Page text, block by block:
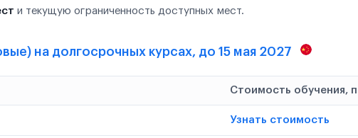
и текущую ограниченность доступных мест.
на долгосрочных курсах, до 15 мая 2027
Стоимость обучения,
Узнать стоимость